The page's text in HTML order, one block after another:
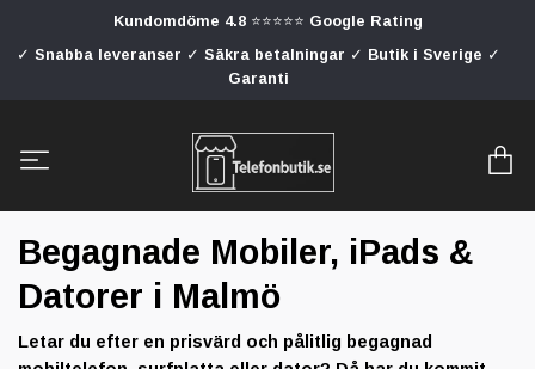
Kundomdöme 4.8 ⭐⭐⭐⭐⭐ Google Rating
✓ Snabba leveranser ✓ Säkra betalningar ✓ Butik i Sverige ✓
Garanti
Begagnade Mobiler, iPads &
Datorer i Malmö
Letar du efter en prisvärd och pålitlig begagnad